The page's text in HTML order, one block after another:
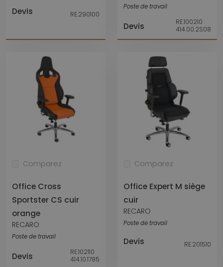
Devis RE.290100
Poste de travail
Devis
RE.100210
414.00.2S08
Comparez
Office Cross
Sportster CS cuir
orange
RECARO
Poste de travail
Devis
RE.102110
414.10.1785
Comparez
Office Expert M siège
cuir
RECARO
Poste de travail
Devis RE.201510